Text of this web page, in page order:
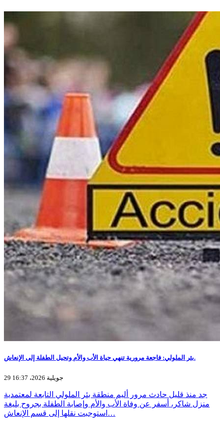
بئر الملولي: فاجعة مرورية تنهي حياة الأب والأم وتحيل الطفلة إلى الإنعاش.
29 جويلية 2026، 16:37
جد منذ قليل حادث مرور أليم منطقة بئر الملولي التابعة لمعتمدية
منزل شاكر، أسفر عن وفاة الأب والأم وإصابة الطفلة بجروح بليغة
استوجبت نقلها إلى قسم الإنعاش…